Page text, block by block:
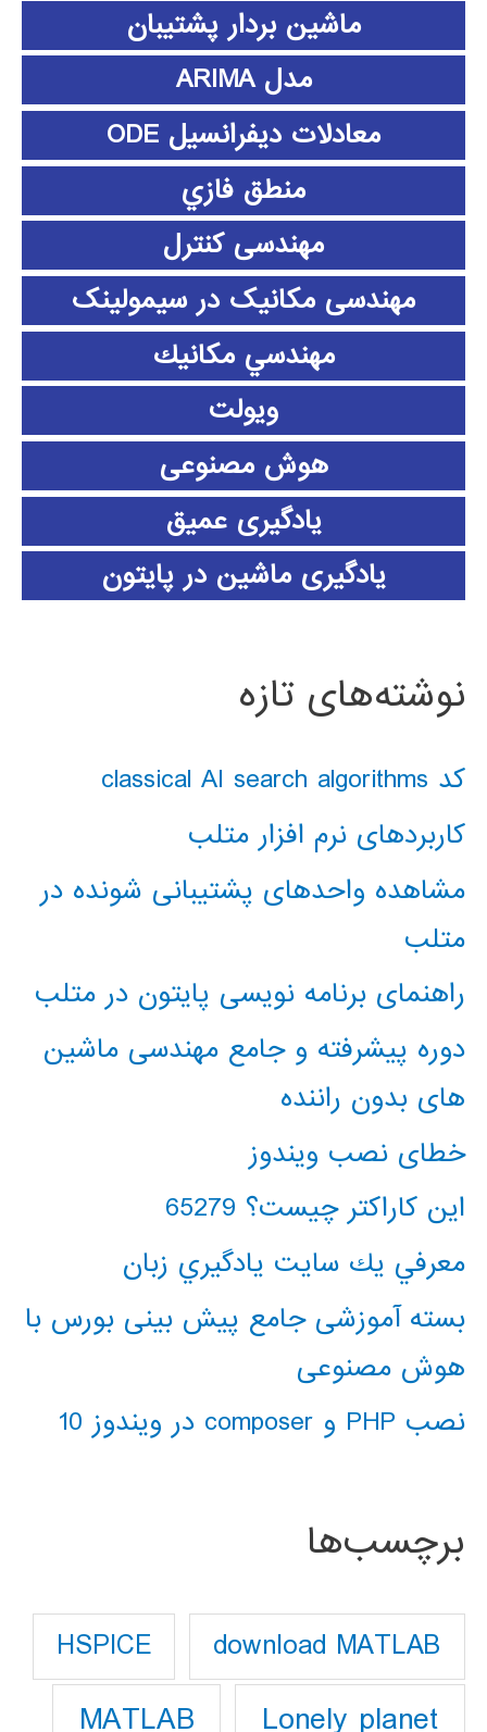
ماشین بردار پشتیبان
مدل ARIMA
معادلات دیفرانسیل ODE
منطق فازي
مهندسی کنترل
مهندسی مکانیک در سیمولینک
مهندسي مكانيك
ویولت
هوش مصنوعی
یادگیری عمیق
یادگیری ماشین در پایتون
نوشته‌های تازه
کد classical AI search algorithms
کاربردهای نرم افزار متلب
مشاهده واحدهای پشتیبانی شونده در
متلب
راهنمای برنامه نویسی پایتون در متلب
دوره پیشرفته و جامع مهندسی ماشین
های بدون راننده
خطای نصب ویندوز
این کاراکتر چیست؟ 65279
معرفي يك سايت يادگيري زبان
بسته آموزشی جامع پیش بینی بورس با
هوش مصنوعی
نصب PHP و composer در ویندوز 10
برچسب‌ها
download MATLAB
HSPICE
Lonely planet
MATLAB